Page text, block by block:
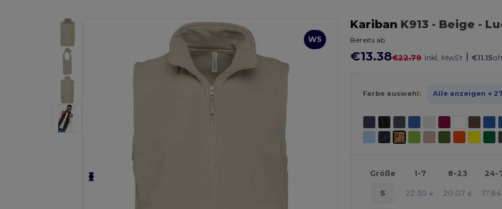
W5
Kariban K913 - Beige -
Bereits ab
€13.38€22.79 inkl. MwSt | €11.15
Farbe auswahl: Alle anzeigen +
Größe 1-7 8-23 24-
S 22.30 € 20.07 € 17.84